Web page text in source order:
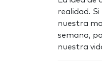
realidad.
nuestra
semana,
nuestra